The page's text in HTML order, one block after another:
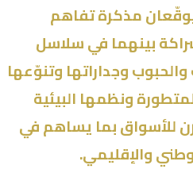
يوقّعان مذكرة تفاهم
بينهما في سلاسل
وجداراتها وتنوّعها
ونظمها البيئية
للأسواق بما يساهم في
والإقليمي.